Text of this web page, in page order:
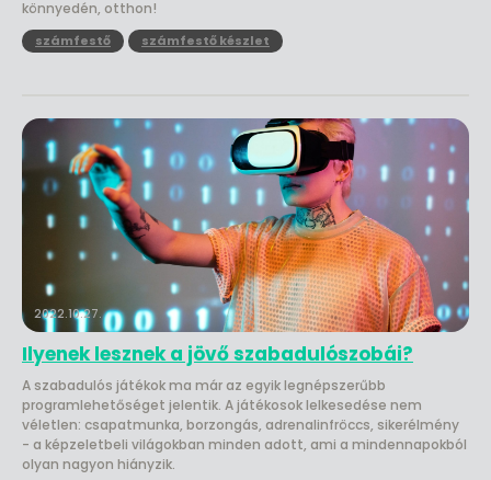
könnyedén, otthon!
számfestő számfestő készlet
2022.10.27.
Ilyenek lesznek a jövő szabadulószobái?
A szabadulós játékok ma már az egyik legnépszerűbb
programlehetőséget jelentik. A játékosok lelkesedése nem
véletlen: csapatmunka, borzongás, adrenalinfröccs, sikerélmény
- a képzeletbeli világokban minden adott, ami a mindennapokból
olyan nagyon hiányzik.